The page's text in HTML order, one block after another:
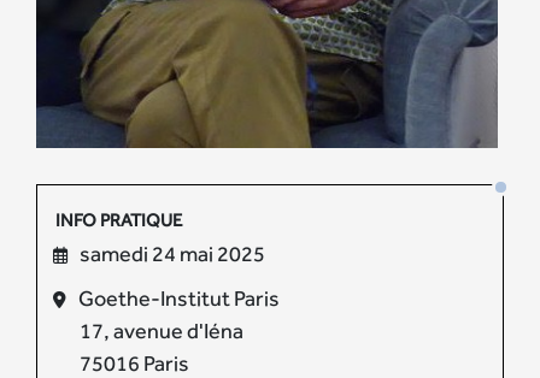
INFO PRATIQUE
samedi 24 mai 2025
Goethe-Institut Paris
17, avenue d'Iéna
75016 Paris